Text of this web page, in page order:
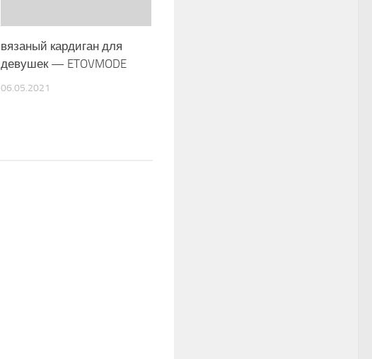
вязаный кардиган для
девушек — ETOVMODE
06.05.2021